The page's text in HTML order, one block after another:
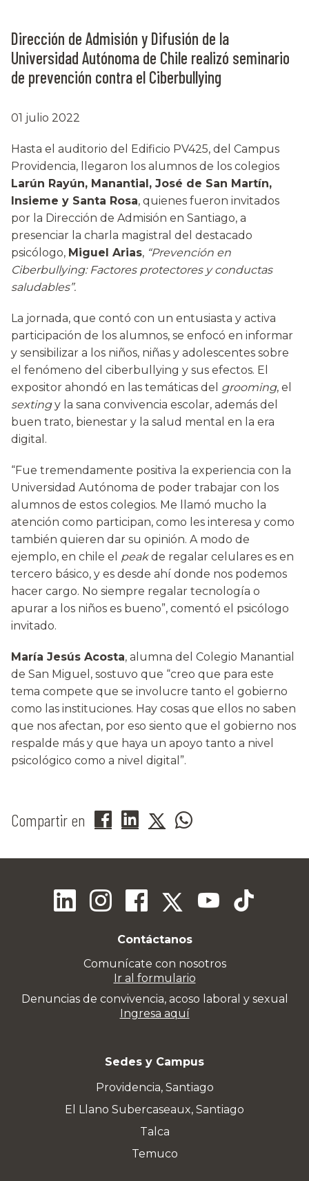
Dirección de Admisión y Difusión de la
Universidad Autónoma de Chile realizó seminario
de prevención contra el Ciberbullying
01 julio 2022
Hasta el auditorio del Edificio PV425, del Campus
Providencia, llegaron los alumnos de los colegios
Larún Rayún, Manantial, José de San Martín,
Insieme y Santa Rosa, quienes fueron invitados
por la Dirección de Admisión en Santiago, a
presenciar la charla magistral del destacado
psicólogo, Miguel Arias, “Prevención en
Ciberbullying: Factores protectores y conductas
saludables”.
La jornada, que contó con un entusiasta y activa
participación de los alumnos, se enfocó en informar
y sensibilizar a los niños, niñas y adolescentes sobre
el fenómeno del ciberbullying y sus efectos. El
expositor ahondó en las temáticas del grooming, el
sextingy la sana convivencia escolar, además del
buen trato, bienestar y la salud mental en la era
digital.
“Fue tremendamente positiva la experiencia con la
Universidad Autónoma de poder trabajar con los
alumnos de estos colegios. Me llamó mucho la
atención como participan, como les interesa y como
también quieren dar su opinión. A modo de
ejemplo, en chile el peakde regalar celulares es en
tercero básico, y es desde ahí donde nos podemos
hacer cargo. No siempre regalar tecnología o
apurar a los niños es bueno”, comentó el psicólogo
invitado.
María Jesús Acosta, alumna del Colegio Manantial
de San Miguel, sostuvo que “creo que para este
tema compete que se involucre tanto el gobierno
como las instituciones. Hay cosas que ellos no saben
que nos afectan, por eso siento que el gobierno nos
respalde más y que haya un apoyo tanto a nivel
psicológico como a nivel digital”.
Compartir en
Contáctanos
Comunícate con nosotros
Ir al formulario
Denuncias de convivencia, acoso laboral y sexual
Ingresa aquí
Sedes y Campus
Providencia, Santiago
El Llano Subercaseaux, Santiago
Talca
Temuco